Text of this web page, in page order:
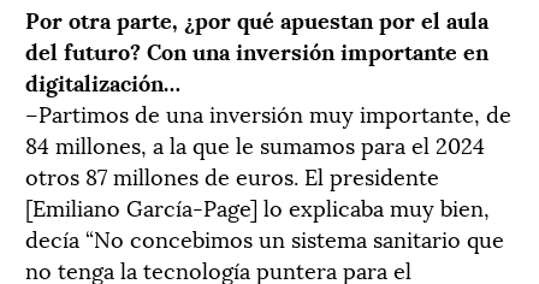
Por otra parte, ¿por qué apuestan por el aula
del futuro? Con una inversión importante en
digitalización…
–Partimos de una inversión muy importante, de
84 millones, a la que le sumamos para el 2024
otros 87 millones de euros. El presidente
[Emiliano García-Page] lo explicaba muy bien,
decía “No concebimos un sistema sanitario que
no tenga la tecnología puntera para el